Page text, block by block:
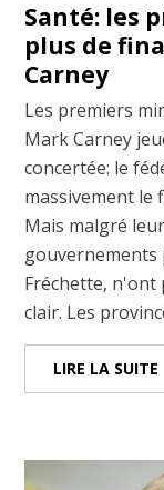
Santé: les
plus de
Carney
Les premiers
Mark Carney
concertée: le
massivement le
Mais malgré
gouvernements
Fréchette, n'ont
clair. Les
LIRE LA SUITE